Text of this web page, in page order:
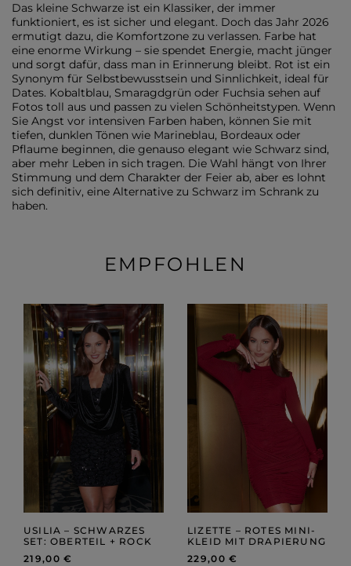
Das kleine Schwarze ist ein Klassiker, der immer
funktioniert, es ist sicher und elegant. Doch das Jahr 2026
ermutigt dazu, die Komfortzone zu verlassen. Farbe hat
eine enorme Wirkung – sie spendet Energie, macht jünger
und sorgt dafür, dass man in Erinnerung bleibt. Rot ist ein
Synonym für Selbstbewusstsein und Sinnlichkeit, ideal für
Dates. Kobaltblau, Smaragdgrün oder Fuchsia sehen auf
Fotos toll aus und passen zu vielen Schönheitstypen. Wenn
Sie Angst vor intensiven Farben haben, können Sie mit
tiefen, dunklen Tönen wie Marineblau, Bordeaux oder
Pflaume beginnen, die genauso elegant wie Schwarz sind,
aber mehr Leben in sich tragen. Die Wahl hängt von Ihrer
Stimmung und dem Charakter der Feier ab, aber es lohnt
sich definitiv, eine Alternative zu Schwarz im Schrank zu
haben.
EMPFOHLEN
USILIA – SCHWARZES
SET: OBERTEIL + ROCK
219,00 €
LIZETTE – ROTES MINI-
KLEID MIT DRAPIERUNG
229,00 €